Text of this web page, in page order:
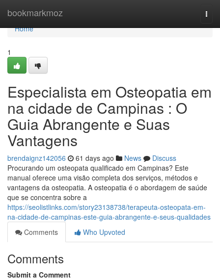
bookmarkmoz
Home
Home
1
Especialista em Osteopatia em
na cidade de Campinas : O
Guia Abrangente e Suas
Vantagens
brendaignz142056 61 days ago News
Discuss
Procurando um osteopata qualificado em Campinas? Este
manual oferece uma visão completa dos serviços, métodos e
vantagens da osteopatia. A osteopatia é o abordagem de saúde
que se concentra sobre a
https://seolistlinks.com/story23138738/terapeuta-osteopata-em-
na-cidade-de-campinas-este-guia-abrangente-e-seus-qualidades
Comments
Who Upvoted
Comments
Submit a Comment